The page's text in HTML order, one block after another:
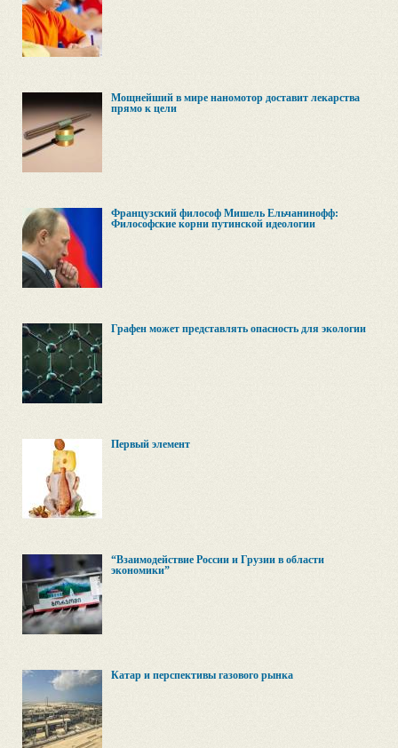
Мощнейший в мире наномотор доставит лекарства
прямо к цели
Французский философ Мишель Ельчанинофф:
Философские корни путинской идеологии
Графен может представлять опасность для экологии
Первый элемент
“Взаимодействие России и Грузии в области
экономики”
Катар и перспективы газового рынка